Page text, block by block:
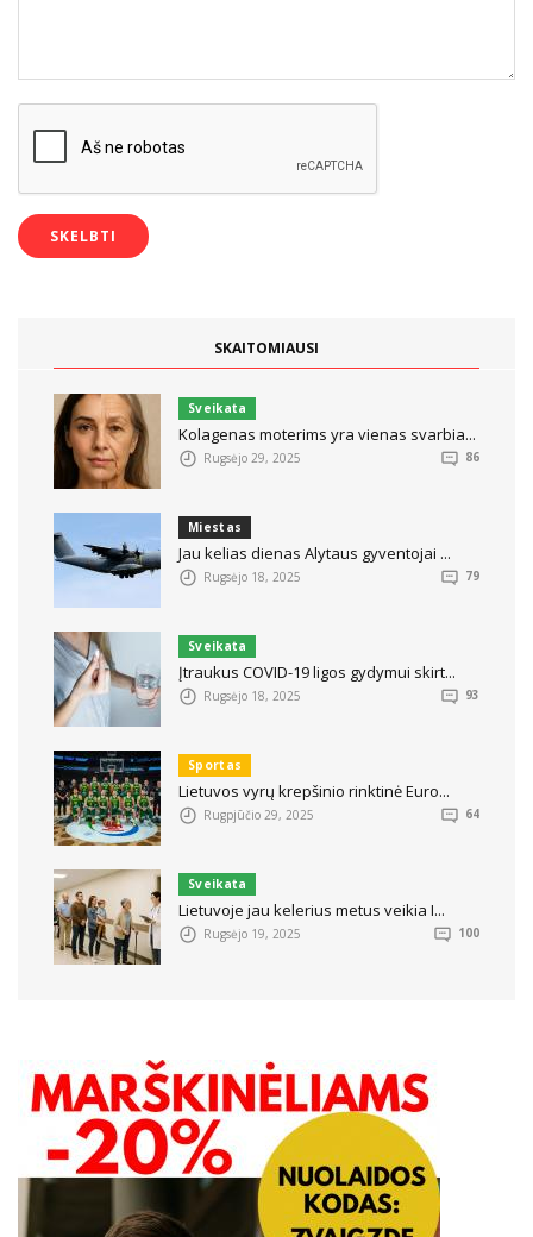
SKAITOMIAUSI
Sveikata
Kolagenas moterims yra vienas svarbia...
Rugsėjo 29, 2025 86
Miestas
Jau kelias dienas Alytaus gyventojai ...
Rugsėjo 18, 2025 79
Sveikata
Įtraukus COVID-19 ligos gydymui skirt...
Rugsėjo 18, 2025 93
Sportas
Lietuvos vyrų krepšinio rinktinė Euro...
Rugpjūčio 29, 2025 64
Sveikata
Lietuvoje jau kelerius metus veikia I...
Rugsėjo 19, 2025 100